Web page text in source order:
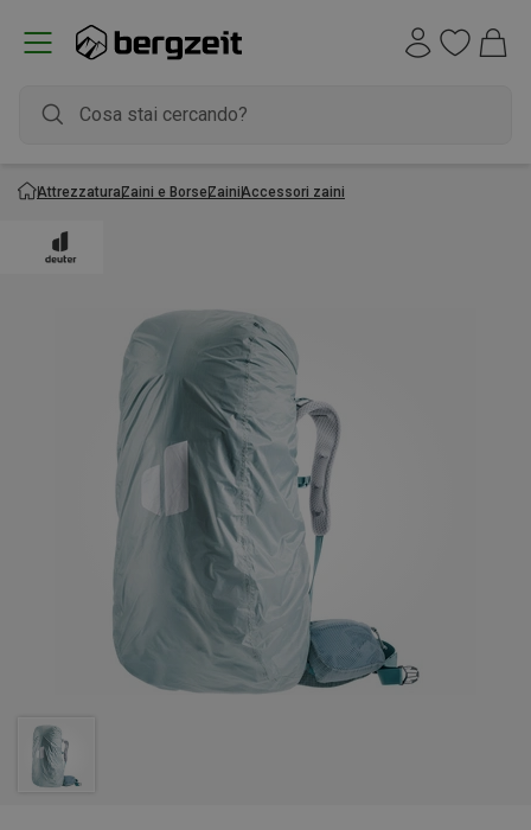
AttrezzaturaZaini e BorseZainiAccessori zaini